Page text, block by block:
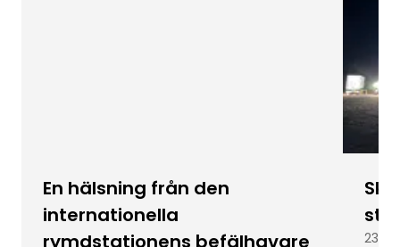
En hälsning från den
internationella
rymdstationens befälhavare
23